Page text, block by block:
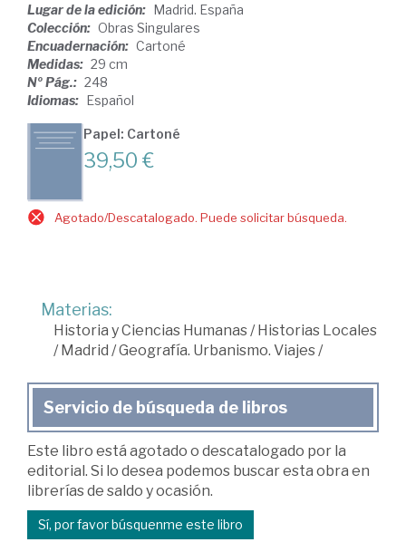
Lugar de la edición: Madrid. España
Colección: Obras Singulares
Encuadernación: Cartoné
Medidas: 29 cm
Nº Pág.: 248
Idiomas: Español
Papel: Cartoné
39,50 €
Agotado/Descatalogado. Puede solicitar búsqueda.
Materias:
Historia y Ciencias Humanas /Historias Locales
/Madrid /Geografía. Urbanismo. Viajes /
Servicio de búsqueda de libros
Este libro está agotado o descatalogado por la
editorial. Si lo desea podemos buscar esta obra en
librerías de saldo y ocasión.
Sí, por favor búsquenme este libro